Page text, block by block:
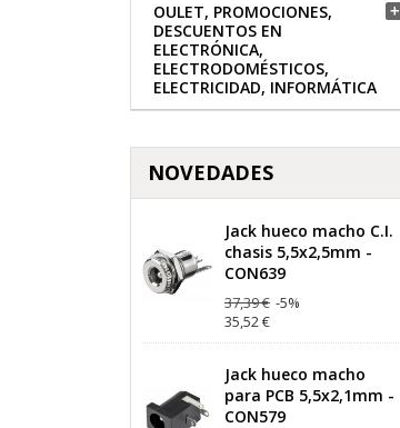
OULET, PROMOCIONES,
DESCUENTOS EN
ELECTRÓNICA,
ELECTRODOMÉSTICOS,
ELECTRICIDAD, INFORMÁTICA

NOVEDADES
Jack hueco macho C.I.
chasis 5,5x2,5mm -
CON639
37,39 € -5%
35,52 €
Jack hueco macho
para PCB 5,5x2,1mm -
CON579